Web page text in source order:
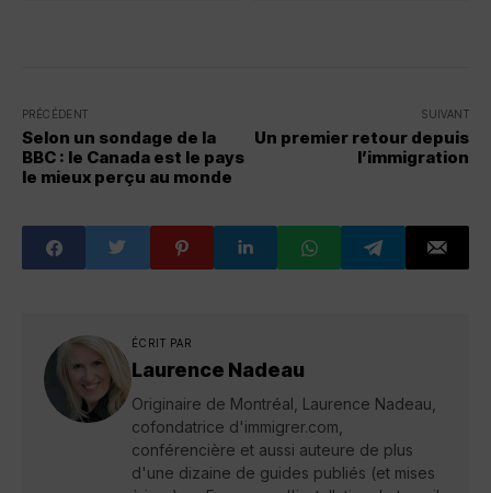
PRÉCÉDENT
Selon un sondage de la
BBC : le Canada est le pays
le mieux perçu au monde
SUIVANT
Un premier retour depuis
l’immigration
ÉCRIT PAR
Laurence Nadeau
Originaire de Montréal, Laurence Nadeau,
cofondatrice d'immigrer.com,
conférencière et aussi auteure de plus
d'une dizaine de guides publiés (et mises